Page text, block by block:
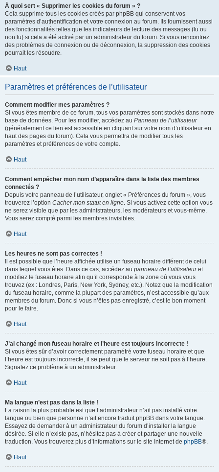
À quoi sert « Supprimer les cookies du forum » ?
Cela supprime tous les cookies créés par phpBB qui conservent vos
paramètres d’authentification et votre connexion au forum. Ils fournissent aussi
des fonctionnalités telles que les indicateurs de lecture des messages (lu ou
non lu) si cela a été activé par un administrateur du forum. Si vous rencontrez
des problèmes de connexion ou de déconnexion, la suppression des cookies
pourrait les résoudre.
Haut
Paramètres et préférences de l’utilisateur
Comment modifier mes paramètres ?
Si vous êtes membre de ce forum, tous vos paramètres sont stockés dans notre
base de données. Pour les modifier, accédez au Panneau de l’utilisateur
(généralement ce lien est accessible en cliquant sur votre nom d’utilisateur en
haut des pages du forum). Cela vous permettra de modifier tous les
paramètres et préférences de votre compte.
Haut
Comment empêcher mon nom d’apparaître dans la liste des membres
connectés ?
Depuis votre panneau de l’utilisateur, onglet « Préférences du forum », vous
trouverez l’option Cacher mon statut en ligne. Si vous activez cette option vous
ne serez visible que par les administrateurs, les modérateurs et vous-même.
Vous serez compté parmi les membres invisibles.
Haut
Les heures ne sont pas correctes !
Il est possible que l’heure affichée utilise un fuseau horaire différent de celui
dans lequel vous êtes. Dans ce cas, accédez au panneau de l’utilisateuret
modifiez le fuseau horaire afin qu’il corresponde à la zone où vous vous
trouvez (ex : Londres, Paris, New York, Sydney, etc.). Notez que la modification
du fuseau horaire, comme la plupart des paramètres, n’est accessible qu’aux
membres du forum. Donc si vous n’êtes pas enregistré, c’est le bon moment
pour le faire.
Haut
J’ai changé mon fuseau horaire et l’heure est toujours incorrecte !
Si vous êtes sûr d’avoir correctement paramétré votre fuseau horaire et que
l’heure est toujours incorrecte, il se peut que le serveur ne soit pas à l’heure.
Signalez ce problème à un administrateur.
Haut
Ma langue n’est pas dans la liste !
La raison la plus probable est que l’administrateur n’ait pas installé votre
langue ou bien que personne n’ait encore traduit phpBB dans votre langue.
Essayez de demander à un administrateur du forum d’installer la langue
désirée. Si elle n’existe pas, n’hésitez pas à créer et partager une nouvelle
traduction. Vous trouverez plus d’informations sur le site Internet de phpBB®.
Haut